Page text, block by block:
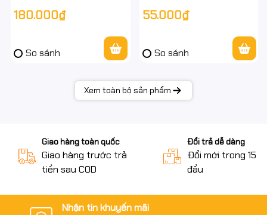
Cắm Là Dùng – Có dây - Full
180.000₫
So sánh
Full VAT
55.000₫
So sánh
Xem toàn bộ sản phẩm
Giao hàng toàn quốc
Giao hàng trước trả
tiền sau COD
Đổi trả dễ dàng
Đổi mới trong 15
đầu
Nhận tin khuyến mãi